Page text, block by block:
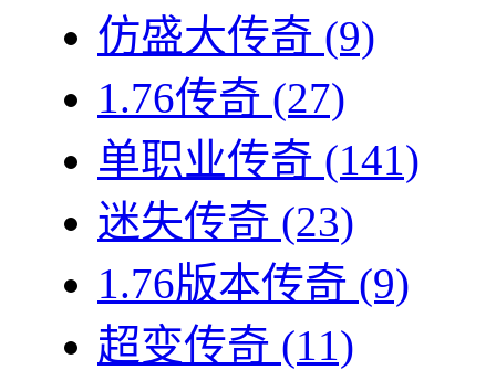
仿盛大传奇 (9)
1.76传奇 (27)
单职业传奇 (141)
迷失传奇 (23)
1.76版本传奇 (9)
超变传奇 (11)